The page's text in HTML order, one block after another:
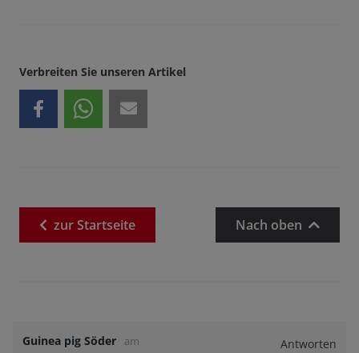
Verbreiten Sie unseren Artikel
zurStartseite Nach oben
Guinea pig Söder am Antworten